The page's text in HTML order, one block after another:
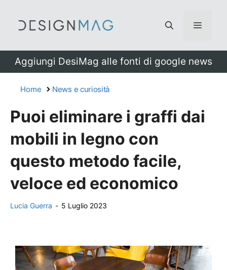
Menu
Aggiungi DesiMag alle fonti di google news
Home News e curiosità
Puoi eliminare i graffi dai
mobili in legno con
questo metodo facile,
veloce ed economico
Lucia Guerra - 5 Luglio 2023